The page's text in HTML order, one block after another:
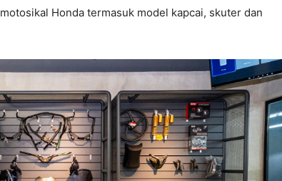
Honda termasuk model kapcai, skuter dan